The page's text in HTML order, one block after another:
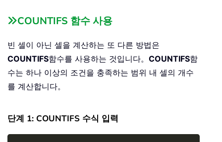
COUNTIFS 함수 사용
빈 셀이 아닌 셀을 계산하는 또 다른 방법은
COUNTIFS함수를 사용하는 것입니다。 COUNTIFS함
수는 하나 이상의 조건을 충족하는 범위 내 셀의 개수
를 계산합니다。
단계 1: COUNTIFS 수식 입력